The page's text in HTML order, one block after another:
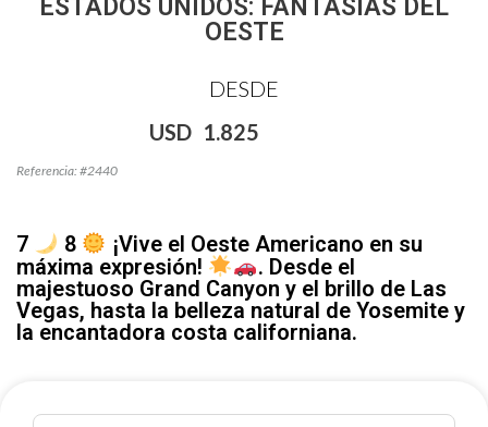
ESTADOS UNIDOS: FANTASIAS DEL
OESTE
DESDE
USD 1.825
Referencia: #2440
7 8
¡Vive el Oeste Americano en su
máxima expresión!
. Desde el
majestuoso Grand Canyon y el brillo de Las
Vegas, hasta la belleza natural de Yosemite y
la encantadora costa californiana.